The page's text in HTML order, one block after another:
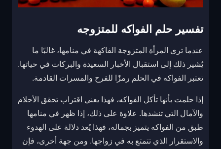
تفسير حلم الفواكه للمتزوجه
عندما ترى المرأة المتزوجة الفاكهة في منامها، غالبًا ما
يُشير ذلك إلى استقبال الأخبار السعيدة والبركات في حياتها.
تعتبر الفواكه في الحلم رمزًا للفرح والمسرات القادمة.
إذا حلمت بأنها تأكل الفواكه، فهذا يعني اقتراب تحقق الأحلام
والآمال التي تنشدها. علاوة على ذلك، إذا ظهر في منامها
طبق من الفواكه يتميز بجماله، فهذا يُعد دلالة على الهدوء
والاستقرار الذي تتمتع به في زواجها. ومن جهة أخرى، فإن